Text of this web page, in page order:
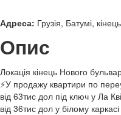
Адреса: Грузія, Батумі,
Опис
Локація кінець Нового
⚡️У продажу квартири по
від 63тис дол під ключ у Ла
від 36тис дол у білому